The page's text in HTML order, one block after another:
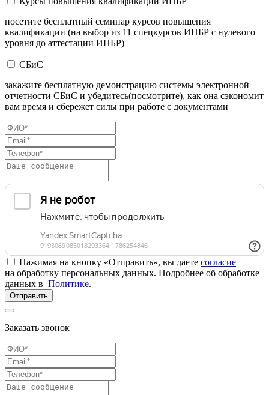
посетите бесплатный семинар курсов повышения
квалификации (на выбор из 11 спецкурсов ИПБР с нулевого
уровня до аттестации ИПБР)
СБиС
закажите бесплатную демонстрацию системы электронной
отчетности СБиС и убедитесь(посмотрите), как она сэкономит
вам время и сбережет силы при работе с документами
Нажимая на кнопку «Отправить», вы даете согласие
на обработку персональных данных. Подробнее об обработке
данных в Политике.
Отправить
Заказать звонок